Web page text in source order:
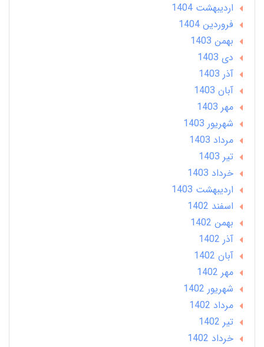
ارديبهشت 1404
فروردین 1404
بهمن 1403
دی 1403
آذر 1403
آبان 1403
مهر 1403
شهریور 1403
مرداد 1403
تير 1403
خرداد 1403
ارديبهشت 1403
اسفند 1402
بهمن 1402
آذر 1402
آبان 1402
مهر 1402
شهریور 1402
مرداد 1402
تير 1402
خرداد 1402